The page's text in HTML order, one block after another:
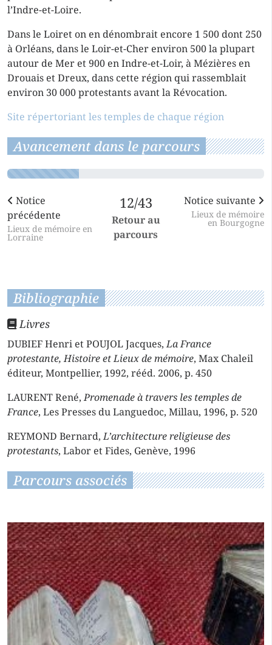
l’Indre-et-Loire.
Dans le Loiret on en dénombrait encore 1 500 dont 250
à Orléans, dans le Loir-et-Cher environ 500 la plupart
autour de Mer et 900 en Indre-et-Loir, à Mézières en
Drouais et Dreux, dans cette région qui rassemblait
environ 30 000 protestants avant la Révocation.
Site répertoriant les temples de chaque région
Avancement dans le parcours
Notice
précédente
Lieux de mémoire en
Lorraine
12/43
Retour au
parcours
Notice suivante
Lieux de mémoire
en Bourgogne
Bibliographie
Livres
DUBIEF Henri et POUJOL Jacques,La France
protestante, Histoire et Lieux de mémoire, Max Chaleil
éditeur, Montpellier, 1992, rééd. 2006, p. 450
LAURENT René,Promenade à travers les temples de
France, Les Presses du Languedoc, Millau, 1996, p. 520
REYMOND Bernard,L’architecture religieuse des
protestants, Labor et Fides, Genève, 1996
Parcours associés